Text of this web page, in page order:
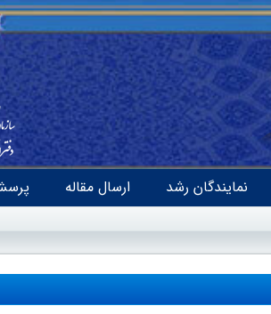
نمایندگان رشد ارسال مقاله